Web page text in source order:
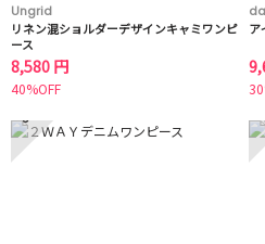
Ungrid
リネン混ショルダーデザインキャミワンピ
ース
8,580 円
40%OFF
ア
3